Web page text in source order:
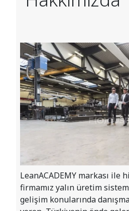
LeanACADEMY markası ile
firmamız yalın üretim
gelişim konularında
veren, Türkiyenin önde
biridir. Bankacılıktan,
sektöründen kamu